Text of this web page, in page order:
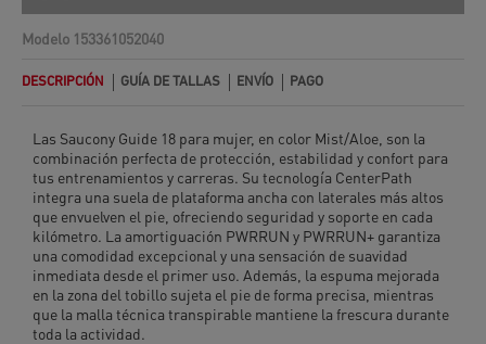
Modelo 153361052040
DESCRIPCIÓN GUÍA DE TALLAS ENVÍO PAGO
Las Saucony Guide 18 para mujer, en color Mist/Aloe, son la
combinación perfecta de protección, estabilidad y confort para
tus entrenamientos y carreras. Su tecnología CenterPath
integra una suela de plataforma ancha con laterales más altos
que envuelven el pie, ofreciendo seguridad y soporte en cada
kilómetro. La amortiguación PWRRUN y PWRRUN+ garantiza
una comodidad excepcional y una sensación de suavidad
inmediata desde el primer uso. Además, la espuma mejorada
en la zona del tobillo sujeta el pie de forma precisa, mientras
que la malla técnica transpirable mantiene la frescura durante
toda la actividad.